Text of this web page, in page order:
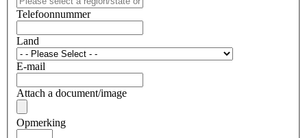
Telefoonnummer
Land
E-mail
Attach a document/image
Opmerking